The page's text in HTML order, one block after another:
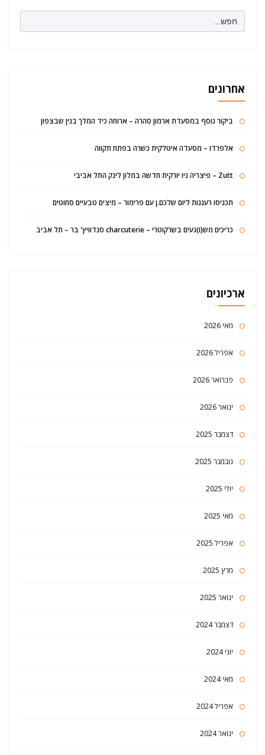
Search
for:
אחרונים
ביקור נוסף במסעדת ארמון סהרה – ארוחה כיד המלך בנין שבצפון
אלפרדו – מסעדה איטלקית כשרה בפתח תקווה
Zutt – פיצריה ניו יורקית חדשה במלון לינק התל אביבי
תכניסו רעננות ליום שלכם.ן עם פרימור – מיצים טבעיים סחוטים
כריכים מש(ו)געים בשרקוטרי – charcuterie סנדוויץ' בר – תל אביב
ארכיונים
מאי 2026
אפריל 2026
פברואר 2026
ינואר 2026
דצמבר 2025
נובמבר 2025
יולי 2025
מאי 2025
אפריל 2025
מרץ 2025
ינואר 2025
דצמבר 2024
יוני 2024
מאי 2024
אפריל 2024
ינואר 2024